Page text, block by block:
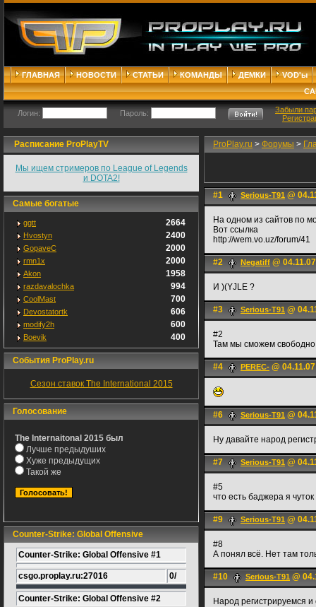
ГЛАВНАЯ НОВОСТИ СТАТЬИ КОМАНДЫ ДЕМКИ
VOD'ы
Логин: Пароль:
Забыли
Расписание ProPlayTV
Мы ищем стримеров по League of Legends
и DOTA2!
Самые богатые
ggtt 2664
Hvostyn 2400
GopaveC 2000
rmn1x 2000
Akon 1958
razdavalochka 994
CoolMast 700
Devostatortk 606
modify2h 600
Boevik 400
События ProPlay.ru
Сезон ставок The International 2015
Голосование
The Internaitonal 2015 был
Лучше предыдуших
Хуже предыдущих
Такой же
Counter-Strike: Global Offensive
Counter-Strike: Global Offensive #1
csgo.proplay.ru:27016 0/
Counter-Strike: Global Offensive #2
ProPlay.ru > Форумы >
#1 Serious-T91 @
На одном из сайтов по
Вот ссылка
http://wem.vo.uz/forum/41
#2 Negatiff @
И )(YJLE ?
#3 Serious-T91 @
#2
Там мы сможем свободно
#4 PEREC- @
#6 Serious-T91 @
Ну давайте народ
#7 Serious-T91 @
#5
что есть баджера я
#9 Serious-T91 @
#8
А понял всё. Нет там
#10 Serious-T91 @
Народ регистрируемся